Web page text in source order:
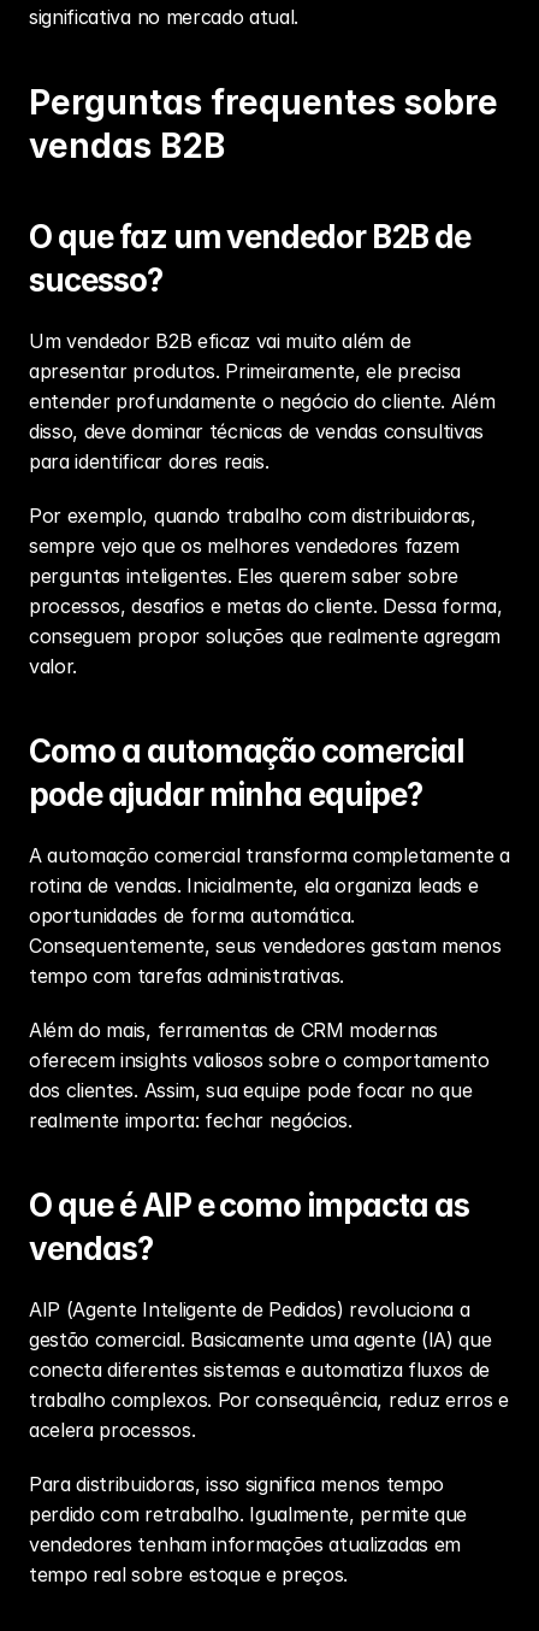
significativa no mercado atual.
Perguntas frequentes sobre
vendas B2B
O que faz um vendedor B2B de
sucesso?
Um vendedor B2B eficaz vai muito além de
apresentar produtos. Primeiramente, ele precisa
entender profundamente o negócio do cliente. Além
disso, deve dominar técnicas de vendas consultivas
para identificar dores reais.
Por exemplo, quando trabalho com distribuidoras,
sempre vejo que os melhores vendedores fazem
perguntas inteligentes. Eles querem saber sobre
processos, desafios e metas do cliente. Dessa forma,
conseguem propor soluções que realmente agregam
valor.
Como a automação comercial
pode ajudar minha equipe?
A automação comercial transforma completamente a
rotina de vendas. Inicialmente, ela organiza leads e
oportunidades de forma automática.
Consequentemente, seus vendedores gastam menos
tempo com tarefas administrativas.
Além do mais, ferramentas de CRM modernas
oferecem insights valiosos sobre o comportamento
dos clientes. Assim, sua equipe pode focar no que
realmente importa: fechar negócios.
O que é AIP e como impacta as
vendas?
AIP (Agente Inteligente de Pedidos) revoluciona a
gestão comercial. Basicamente uma agente (IA) que
conecta diferentes sistemas e automatiza fluxos de
trabalho complexos. Por consequência, reduz erros e
acelera processos.
Para distribuidoras, isso significa menos tempo
perdido com retrabalho. Igualmente, permite que
vendedores tenham informações atualizadas em
tempo real sobre estoque e preços.